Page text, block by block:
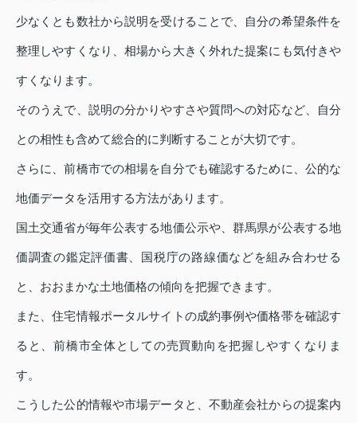
少なくとも数社から説明を受けることで、自分の希望条件を
整理しやすくなり、相場から大きく外れた提案にも気付きや
すくなります。
そのうえで、説明の分かりやすさや質問への対応など、自分
との相性も含めて総合的に判断することが大切です。
さらに、前橋市での相場を自分でも確認するために、公的な
地価データを活用する方法があります。
国土交通省が毎年公表する地価公示や、群馬県が公表する地
価調査の鑑定評価書、国税庁の路線価などを組み合わせる
と、おおまかな土地価格の傾向を把握できます。
また、住宅情報ポータルサイトの成約事例や価格帯を確認す
ると、前橋市全体としての売買動向を把握しやすくなりま
す。
こうした公的情報や市場データと、不動産会社からの提案内